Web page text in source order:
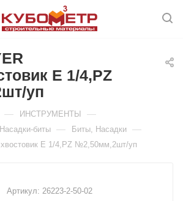
Е 1/4,РZ
уп
— ИНСТРУМЕНТЫ —
биты — Биты, Насадки —
Е 1/4,РZ №2,50мм,2шт/уп
Артикул: 26223-2-50-02